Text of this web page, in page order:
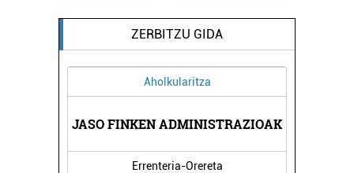
ZERBITZU GIDA
FINKEN ADMINISTRAZIOAK
Errenteria-Orereta
PASAIA-LEZO